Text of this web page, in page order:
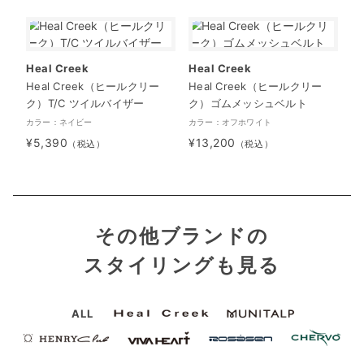
Heal Creek
Heal Creek（ヒールクリー
ク）T/C ツイルバイザー
カラー：ネイビー
¥5,390 （税込）
Heal Creek
Heal Creek（ヒールクリー
ク）ゴムメッシュベルト
カラー：オフホワイト
¥13,200 （税込）
その他ブランドの
スタイリングも見る
ALL